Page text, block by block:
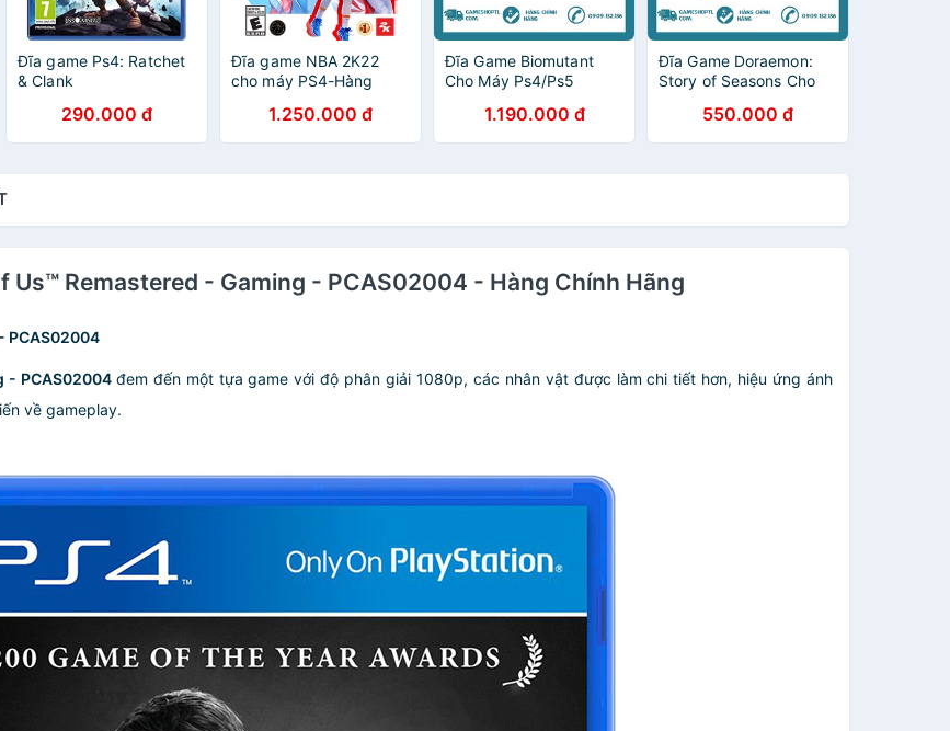
Đĩa game Ps4: Ratchet
& Clank
290.000 đ
Đĩa game NBA 2K22
cho máy PS4-Hàng
1.250.000 đ
Đĩa Game Biomutant
Cho Máy Ps4/Ps5
1.190.000 đ
Đĩa Game Doraemon:
Story of Seasons Cho
550.000 đ
Us™ Remastered - Gaming - PCAS02004 - Hàng Chính Hãng
PCAS02004
- PCAS02004 đem đến một tựa game với độ phân giải 1080p, các nhân vật được làm chi tiết hơn, hiệu ứng ánh
về gameplay.